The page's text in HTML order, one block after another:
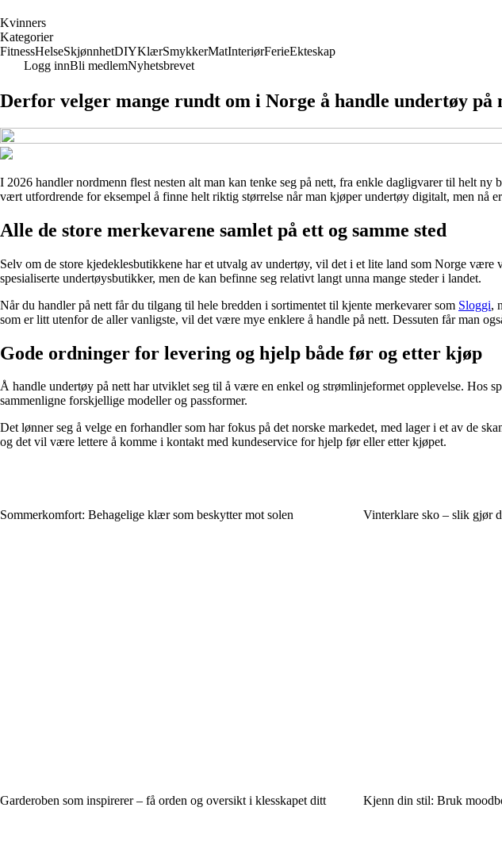
Kvinners
Kategorier
FitnessHelseSkjønnhetDIYKlærSmykkerMatInteriørFerieEkteskap
Logg innBli medlemNyhetsbrevet
Derfor velger mange rundt om i Norge å handle undertøy på
I 2026 handler nordmenn flest nesten alt man kan tenke seg på nett, fra enkle dagligvarer til helt
vært utfordrende for eksempel å finne helt riktig størrelse når man kjøper undertøy digitalt, men nå
Alle de store merkevarene samlet på ett og samme sted
Selv om de store kjedeklesbutikkene har et utvalg av undertøy, vil det i et lite land som Norge
spesialiserte undertøysbutikker, men de kan befinne seg relativt langt unna mange steder i landet.
Når du handler på nett får du tilgang til hele bredden i sortimentet til kjente merkevarer som Sloggi,
som er litt utenfor de aller vanligste, vil det være mye enklere å handle på nett. Dessuten får man
Gode ordninger for levering og hjelp både før og etter kjøp
Å handle undertøy på nett har utviklet seg til å være en enkel og strømlinjeformet opplevelse. Hos
sammenligne forskjellige modeller og passformer.
Det lønner seg å velge en forhandler som har fokus på det norske markedet, med lager i et av de
og det vil være lettere å komme i kontakt med kundeservice for hjelp før eller etter kjøpet.
Sommerkomfort: Behagelige klær som beskytter mot solen Vinterklare sko – slik gjør
Garderoben som inspirerer – få orden og oversikt i klesskapet ditt Kjenn din stil: Bruk